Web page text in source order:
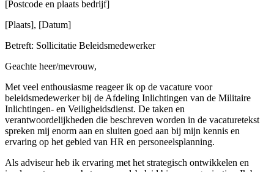
[Postcode en plaats bedrijf]
[Plaats], [Datum]
Betreft: Sollicitatie Beleidsmedewerker
Geachte heer/mevrouw,
Met veel enthousiasme reageer ik op de vacature voor
beleidsmedewerker bij de Afdeling Inlichtingen van de Militaire
Inlichtingen- en Veiligheidsdienst. De taken en
verantwoordelijkheden die beschreven worden in de vacaturetekst
spreken mij enorm aan en sluiten goed aan bij mijn kennis en
ervaring op het gebied van HR en personeelsplanning.
Als adviseur heb ik ervaring met het strategisch ontwikkelen en